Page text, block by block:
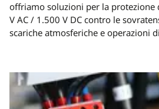
offriamo soluzioni per la protezione
V AC / 1.500 V DC contro le
scariche atmosferiche e operazioni